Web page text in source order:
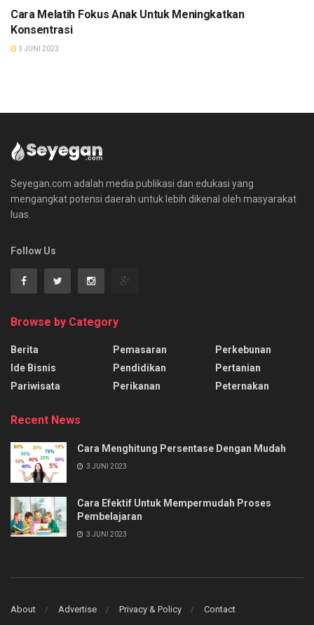
Cara Melatih Fokus Anak Untuk Meningkatkan
Konsentrasi
3 JUNI 2023
Seyegan.com adalah media publikasi dan edukasi yang
mengangkat potensi daerah untuk lebih dikenal oleh masyarakat
luas.
Follow Us
Browse by Category
Berita
Ide Bisnis
Pariwisata
Pemasaran
Pendidikan
Perikanan
Perkebunan
Pertanian
Peternakan
Recent News
Cara Menghitung Persentase Dengan Mudah
3 JUNI 2023
Cara Efektif Untuk Mempermudah Proses
Pembelajaran
3 JUNI 2023
About Advertise Privacy & Policy Contact